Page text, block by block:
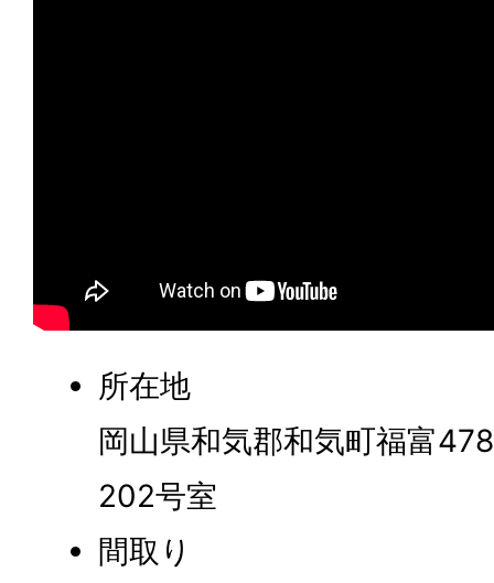
所在地
岡山県和気郡和気町福富
202号室
間取り